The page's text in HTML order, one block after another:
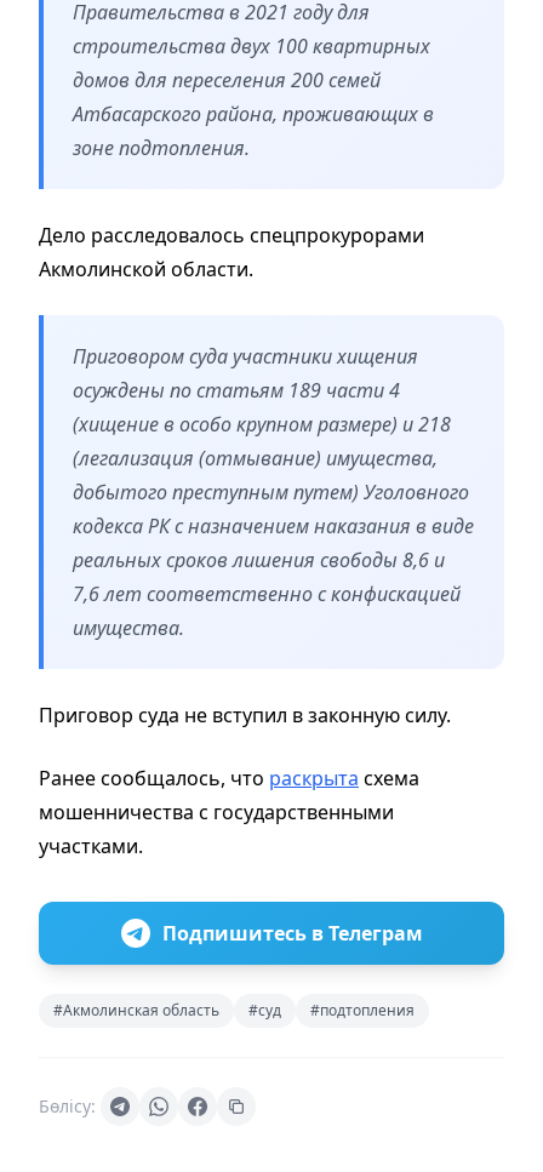
Правительства в 2021 году для
строительства двух 100 квартирных
домов для переселения 200 семей
Атбасарского района, проживающих в
зоне подтопления.
Дело расследовалось спецпрокурорами
Акмолинской области.
Приговором суда участники хищения
осуждены по статьям 189 части 4
(хищение в особо крупном размере) и 218
(легализация (отмывание) имущества,
добытого преступным путем) Уголовного
кодекса РК с назначением наказания в виде
реальных сроков лишения свободы 8,6 и
7,6 лет соответственно с конфискацией
имущества.
Приговор суда не вступил в законную силу.
Ранее сообщалось, что раскрыта схема
мошенничества с государственными
участками.
Подпишитесь в Телеграм
#Акмолинская область #суд #подтопления
Бөлісу: